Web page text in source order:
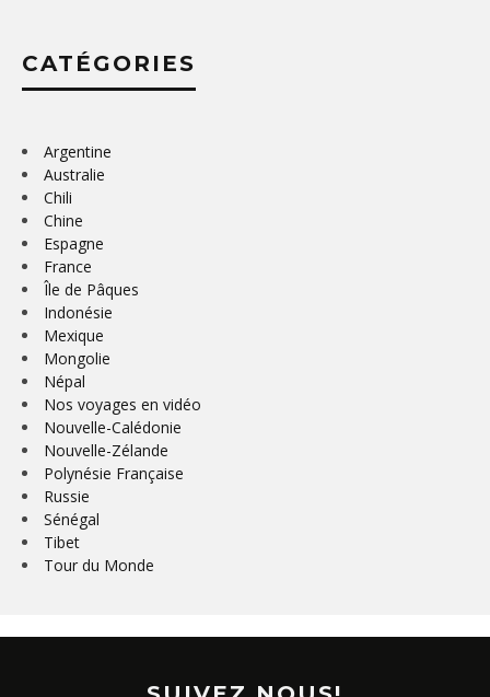
CATÉGORIES
Argentine
Australie
Chili
Chine
Espagne
France
Île de Pâques
Indonésie
Mexique
Mongolie
Népal
Nos voyages en vidéo
Nouvelle-Calédonie
Nouvelle-Zélande
Polynésie Française
Russie
Sénégal
Tibet
Tour du Monde